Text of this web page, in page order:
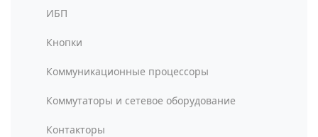
ИБП
Кнопки
Коммуникационные процессоры
Коммутаторы и сетевое оборудование
Контакторы